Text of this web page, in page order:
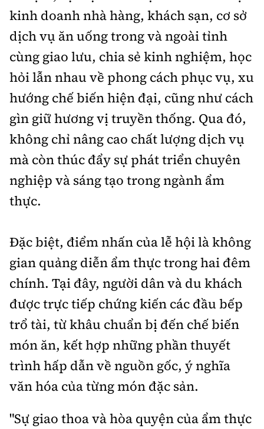
kinh doanh nhà hàng, khách sạn, cơ sở
dịch vụ ăn uống trong và ngoài tỉnh
cùng giao lưu, chia sẻ kinh nghiệm, học
hỏi lẫn nhau về phong cách phục vụ, xu
hướng chế biến hiện đại, cũng như cách
gìn giữ hương vị truyền thống. Qua đó,
không chỉ nâng cao chất lượng dịch vụ
mà còn thúc đẩy sự phát triển chuyên
nghiệp và sáng tạo trong ngành ẩm
thực.
Đặc biệt, điểm nhấn của lễ hội là không
gian quảng diễn ẩm thực trong hai đêm
chính. Tại đây, người dân và du khách
được trực tiếp chứng kiến các đầu bếp
trổ tài, từ khâu chuẩn bị đến chế biến
món ăn, kết hợp những phần thuyết
trình hấp dẫn về nguồn gốc, ý nghĩa
văn hóa của từng món đặc sản.
"Sự giao thoa và hòa quyện của ẩm thực